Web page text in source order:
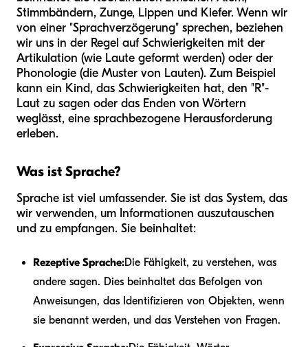
Stimmbändern, Zunge, Lippen und Kiefer. Wenn wir
von einer "Sprachverzögerung" sprechen, beziehen
wir uns in der Regel auf Schwierigkeiten mit der
Artikulation (wie Laute geformt werden) oder der
Phonologie (die Muster von Lauten). Zum Beispiel
kann ein Kind, das Schwierigkeiten hat, den "R"-
Laut zu sagen oder das Enden von Wörtern
weglässt, eine sprachbezogene Herausforderung
erleben.
Was ist Sprache?
Sprache ist viel umfassender. Sie ist das System, das
wir verwenden, um Informationen auszutauschen
und zu empfangen. Sie beinhaltet:
Rezeptive Sprache:Die Fähigkeit, zu verstehen, was
andere sagen. Dies beinhaltet das Befolgen von
Anweisungen, das Identifizieren von Objekten, wenn
sie benannt werden, und das Verstehen von Fragen.